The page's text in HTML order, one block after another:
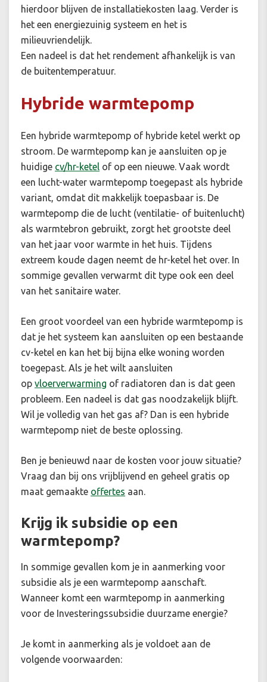
hierdoor blijven de installatiekosten laag. Verder is
het een energiezuinig systeem en het is
milieuvriendelijk.
Een nadeel is dat het rendement afhankelijk is van
de buitentemperatuur.
Hybride warmtepomp
Een hybride warmtepomp of hybride ketel werkt op
stroom. De warmtepomp kan je aansluiten op je
huidige cv/hr-ketel of op een nieuwe. Vaak wordt
een lucht-water warmtepomp toegepast als hybride
variant, omdat dit makkelijk toepasbaar is. De
warmtepomp die de lucht (ventilatie- of buitenlucht)
als warmtebron gebruikt, zorgt het grootste deel
van het jaar voor warmte in het huis. Tijdens
extreem koude dagen neemt de hr-ketel het over. In
sommige gevallen verwarmt dit type ook een deel
van het sanitaire water.
Een groot voordeel van een hybride warmtepomp is
dat je het systeem kan aansluiten op een bestaande
cv-ketel en kan het bij bijna elke woning worden
toegepast. Als je het wilt aansluiten
op vloerverwarming of radiatoren dan is dat geen
probleem. Een nadeel is dat gas noodzakelijk blijft.
Wil je volledig van het gas af? Dan is een hybride
warmtepomp niet de beste oplossing.
Ben je benieuwd naar de kosten voor jouw situatie?
Vraag dan bij ons vrijblijvend en geheel gratis op
maat gemaakte offertes aan.
Krijg ik subsidie op een
warmtepomp?
In sommige gevallen kom je in aanmerking voor
subsidie als je een warmtepomp aanschaft.
Wanneer komt een warmtepomp in aanmerking
voor de Investeringssubsidie duurzame energie?
Je komt in aanmerking als je voldoet aan de
volgende voorwaarden: